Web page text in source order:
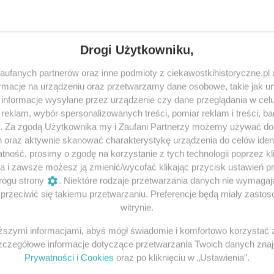
z
Polski
on brylował na dworze
Katarzyną...
Holokaust
JEGO ZDANIEM
śmierć...
Po uprowadzeniu do Izraela
III Rzeszy, z którego - przez
16 grudnia 2017 | Autorzy:
Drogi Użytkowniku,
partnerów oraz inne podmioty z ciekawostkihistoryczne.pl
na urządzeniu oraz przetwarzamy dane osobowe, takie jak
wysyłane przez urządzenie czy dane przeglądania w
wybór spersonalizowanych treści, pomiar reklam i treści,
Za zgodą Użytkownika my i Zaufani Partnerzy możemy używać
oraz aktywnie skanować charakterystykę urządzenia do celów
prosimy o zgodę na korzystanie z tych technologii poprzez
i zawsze możesz ją zmienić/wycofać klikając przycisk ustawień
strony
. Niektóre rodzaje przetwarzania danych nie
się takiemu przetwarzaniu. Preferencje będą miały
witrynie.
informacjami, abyś mógł świadomie i komfortowo
informacje dotyczące przetwarzania Twoich danych
Prywatności i Cookies oraz po kliknięciu w „Ustawienia”.